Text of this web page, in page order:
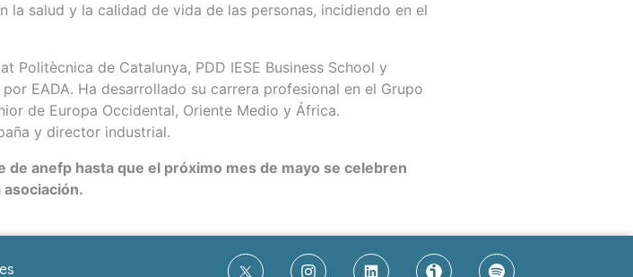
salud y la calidad de vida de las personas, incidiendo en el
Politècnica de Catalunya, PDD IESE Business School y
EADA. Ha desarrollado su carrera profesional en el Grupo
de Europa Occidental, Oriente Medio y África.
y director industrial.
anefp hasta que el próximo mes de mayo se celebren